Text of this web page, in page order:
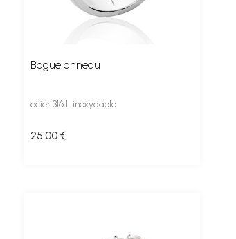
Bague anneau
acier 316 L inoxydable
25.00 €